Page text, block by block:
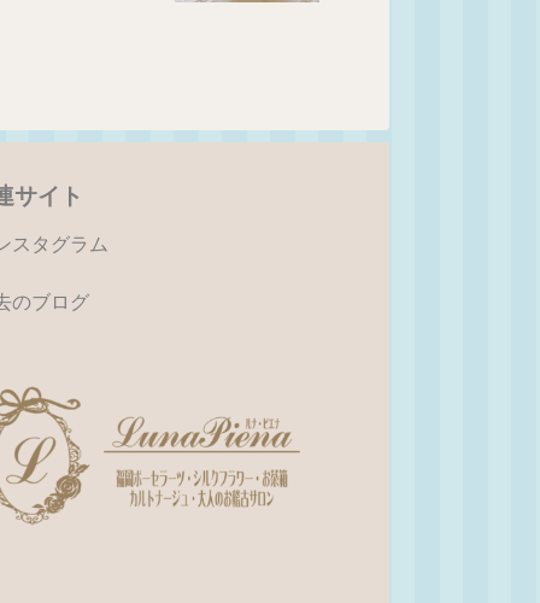
サイト
スタグラム
のブログ